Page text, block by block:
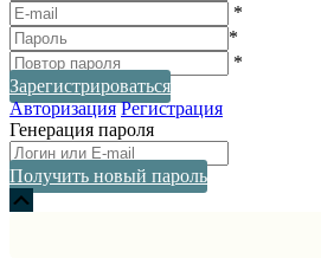
*
*
*
Зарегистрироваться
Авторизация Регистрация
Генерация пароля
Получить новый пароль
Прокрутка